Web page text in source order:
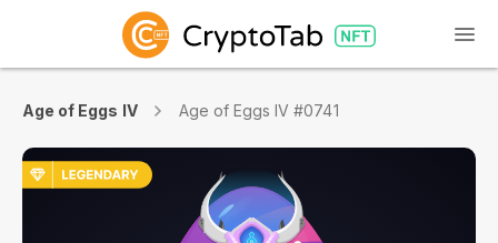
Age of Eggs IV Age of Eggs IV #0741